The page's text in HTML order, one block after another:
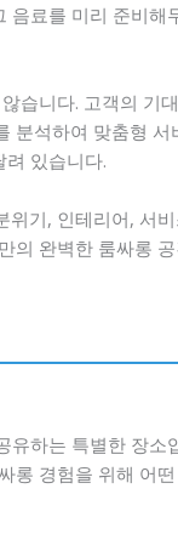
료를 미리 준비
습니다. 고객의 기
석하여 맞춤형
있습니다.
기, 인테리어, 서
완벽한 룸싸롱
하는 특별한 장
경험을 위해 어